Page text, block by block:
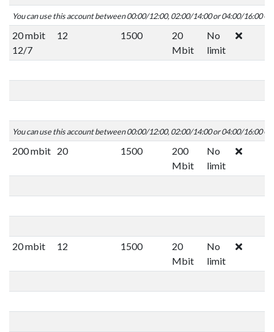
You can use this account between 00:00/12:00, 02:00/14:00 or 04:00/16:00
20 mbit
12/7
12 1500
20
Mbit
No
limit
You can use this account between 00:00/12:00, 02:00/14:00 or 04:00/16:00
200 mbit 20 1500
200
Mbit
No
limit
20 mbit 12 1500
20
Mbit
No
limit